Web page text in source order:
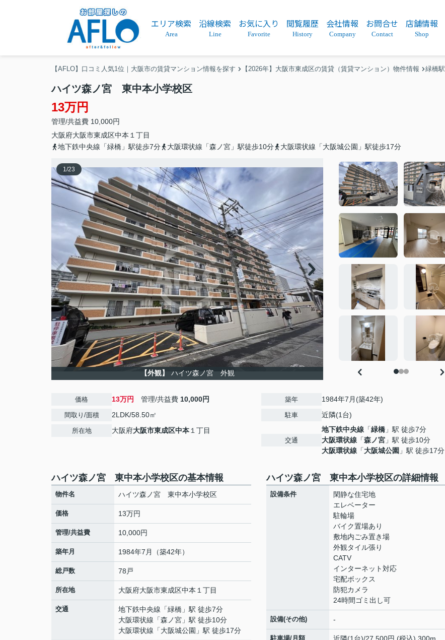
エリア検索
Area
沿線検索
Line
お気に入り
Favorite
閲覧履歴
History
会社情報
Company
お問合せ
Contact
店舗情報
Shop
【AFLO】口コミ人気1位｜大阪市の賃貸マンション情報を探す 【2026年】大阪市東成区の賃貸（賃貸マンション）物件情報 緑橋駅
ハイツ森ノ宮 東中本小学校区
13万円
管理/共益費 10,000円
大阪府大阪市東成区中本 １丁目
地下鉄中央線「緑橋」駅徒歩7分
大阪環状線「森ノ宮」駅徒歩10分 大阪環状線「大阪城公園」駅徒歩17分
1/23
【外観】 ハイツ森ノ宮 外観
価格 13万円 管理/共益費 10,000円
間取り/面積 2LDK/58.50㎡
所在地 大阪府大阪市東成区中本 １丁目
築年 1984年7月(築42年)
駐車 近隣(1台)
交通
地下鉄中央線 「緑橋 」駅 徒歩7分
大阪環状線 「森ノ宮 」駅 徒歩10分
大阪環状線 「大阪城公園 」駅 徒歩17分
ハイツ森ノ宮 東中本小学校区の基本情報
物件名 ハイツ森ノ宮 東中本小学校区
価格 13万円
管理/共益費 10,000円
築年月 1984年7月（築42年）
総戸数 78戸
所在地 大阪府大阪市東成区中本 １丁目
交通 地下鉄中央線 「緑橋 」駅 徒歩7分
大阪環状線 「森ノ宮 」駅 徒歩10分
大阪環状線 「大阪城公園 」駅 徒歩17分
ハイツ森ノ宮 東中本小学校区の詳細情報
設備条件
閑静な住宅地
エレベーター
駐輪場
バイク置場あり
敷地内ごみ置き場
外観タイル張り
CATV
インターネット対応
宅配ボックス
防犯カメラ
24時間ゴミ出し可
設備(その他) -
駐車場/月額